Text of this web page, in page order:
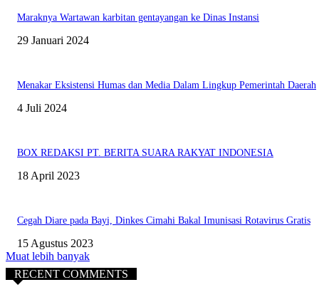
Maraknya Wartawan karbitan gentayangan ke Dinas Instansi
29 Januari 2024
Menakar Eksistensi Humas dan Media Dalam Lingkup Pemerintah Daerah
4 Juli 2024
BOX REDAKSI PT. BERITA SUARA RAKYAT INDONESIA
18 April 2023
Cegah Diare pada Bayi, Dinkes Cimahi Bakal Imunisasi Rotavirus Gratis
15 Agustus 2023
Muat lebih banyak
RECENT COMMENTS